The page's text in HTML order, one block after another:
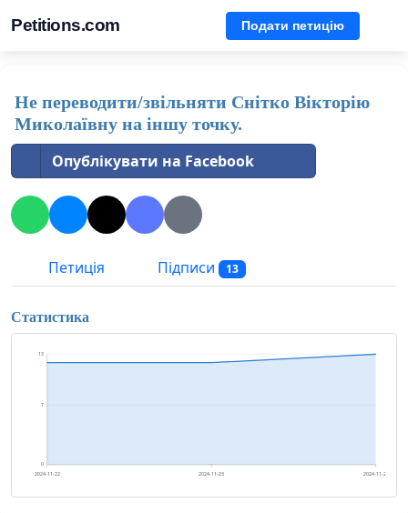
Petitions.com Подати петицію
Не переводити/звільняти Снітко Вікторію
Миколаївну на іншу точку.
Опублікувати на Facebook
Петиція Підписи 13
Статистика
0
7
13
2024-11-22 2024-11-23 2024-11-24